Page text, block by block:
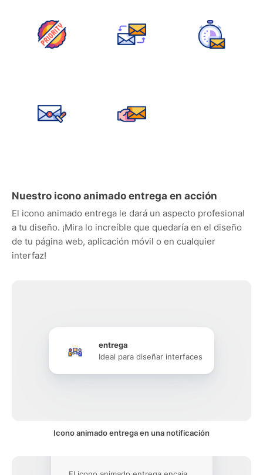
Nuestro icono animado entrega en acción
El icono animado entrega le dará un aspecto profesional
a tu diseño. ¡Mira lo increíble que quedaría en el diseño
de tu página web, aplicación móvil o en cualquier
interfaz!
entrega
Ideal para diseñar interfaces
Icono animado entrega en una notificación